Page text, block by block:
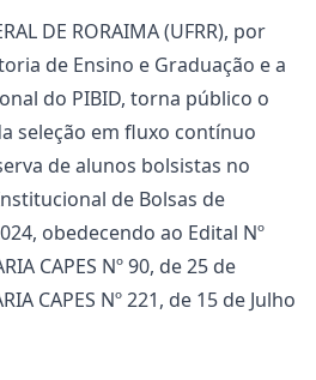
DE RORAIMA (UFRR), por
de Ensino e Graduação e a
do PIBID, torna público o
seleção em fluxo contínuo
de alunos bolsistas no
de Bolsas de
obedecendo ao Edital Nº
CAPES Nº 90, de 25 de
CAPES Nº 221, de 15 de Julho